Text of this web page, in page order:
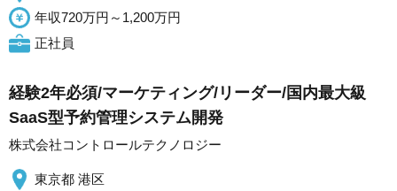
年収720万円～1,200万円
正社員
経験2年必須/マーケティング/リーダー/国内最大級
SaaS型予約管理システム開発
株式会社コントロールテクノロジー
東京都 港区